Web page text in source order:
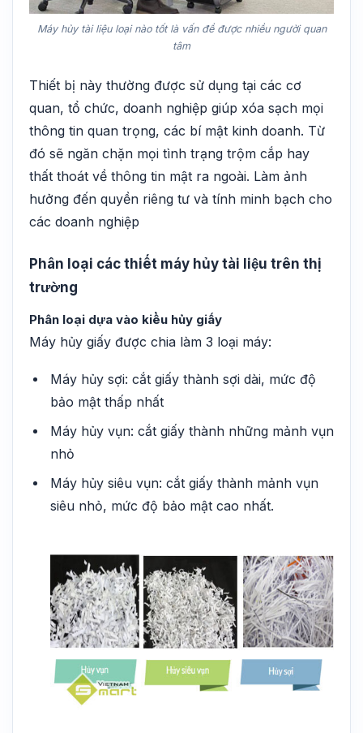
Máy hủy tài liệu loại nào tốt là vấn đề được nhiều người quan
tâm
Thiết bị này thường được sử dụng tại các cơ
quan, tổ chức, doanh nghiệp giúp xóa sạch mọi
thông tin quan trọng, các bí mật kinh doanh. Từ
đó sẽ ngăn chặn mọi tình trạng trộm cắp hay
thất thoát về thông tin mật ra ngoài. Làm ảnh
hưởng đến quyền riêng tư và tính minh bạch cho
các doanh nghiệp
Phân loại các thiết máy hủy tài liệu trên thị
trường
Phân loại dựa vào kiểu hủy giấy
Máy hủy giấy được chia làm 3 loại máy:
Máy hủy sợi: cắt giấy thành sợi dài, mức độ
bảo mật thấp nhất
Máy hủy vụn: cắt giấy thành những mảnh vụn
nhỏ
Máy hủy siêu vụn: cắt giấy thành mảnh vụn
siêu nhỏ, mức độ bảo mật cao nhất.